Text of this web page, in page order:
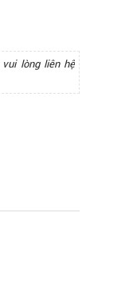
lòng liên hệ